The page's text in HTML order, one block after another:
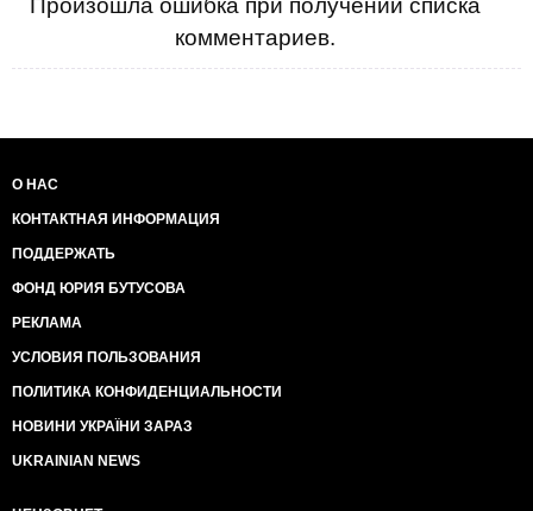
Произошла ошибка при получении списка
комментариев.
О НАС
КОНТАКТНАЯ ИНФОРМАЦИЯ
ПОДДЕРЖАТЬ
ФОНД ЮРИЯ БУТУСОВА
РЕКЛАМА
УСЛОВИЯ ПОЛЬЗОВАНИЯ
ПОЛИТИКА КОНФИДЕНЦИАЛЬНОСТИ
НОВИНИ УКРАЇНИ ЗАРАЗ
UKRAINIAN NEWS